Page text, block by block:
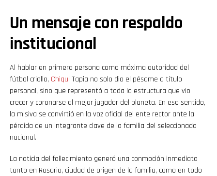
Un mensaje con respaldo
institucional
Al hablar en primera persona como máxima autoridad del
fútbol criollo, Chiqui Tapia no solo dio el pésame a título
personal, sino que representó a toda la estructura que vio
crecer y coronarse al mejor jugador del planeta. En ese sentido,
la misiva se convirtió en la voz oficial del ente rector ante la
pérdida de un integrante clave de la familia del seleccionado
nacional.
La noticia del fallecimiento generó una conmoción inmediata
tanto en Rosario, ciudad de origen de la familia, como en todo